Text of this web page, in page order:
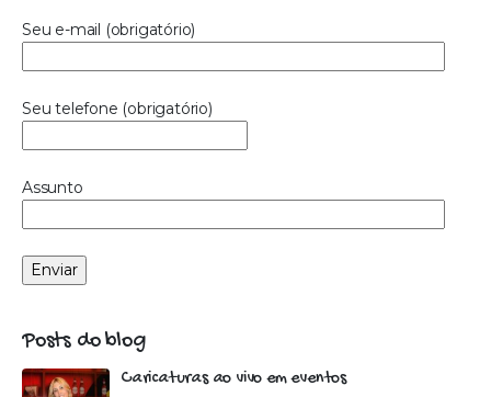
Seu e-mail (obrigatório)
Seu telefone (obrigatório)
Assunto
Posts do blog
Caricaturas ao vivo em eventos